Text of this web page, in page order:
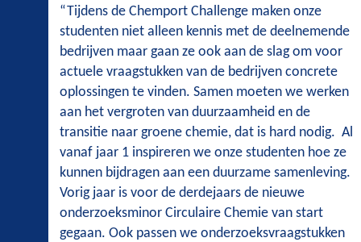
“Tijdens de Chemport Challenge maken onze
studenten niet alleen kennis met de deelnemende
bedrijven maar gaan ze ook aan de slag om voor
actuele vraagstukken van de bedrijven concrete
oplossingen te vinden. Samen moeten we werken
aan het vergroten van duurzaamheid en de
transitie naar groene chemie, dat is hard nodig. Al
vanaf jaar 1 inspireren we onze studenten hoe ze
kunnen bijdragen aan een duurzame samenleving.
Vorig jaar is voor de derdejaars de nieuwe
onderzoeksminor Circulaire Chemie van start
gegaan. Ook passen we onderzoeksvraagstukken